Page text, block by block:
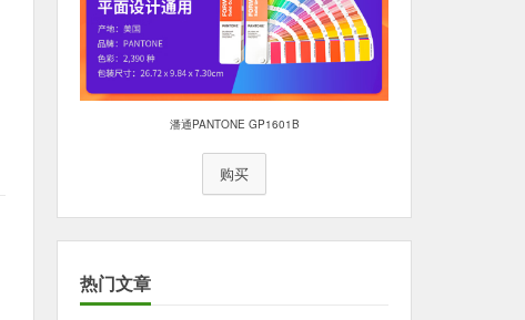
潘通PANTONE GP1601B
购买
热门文章